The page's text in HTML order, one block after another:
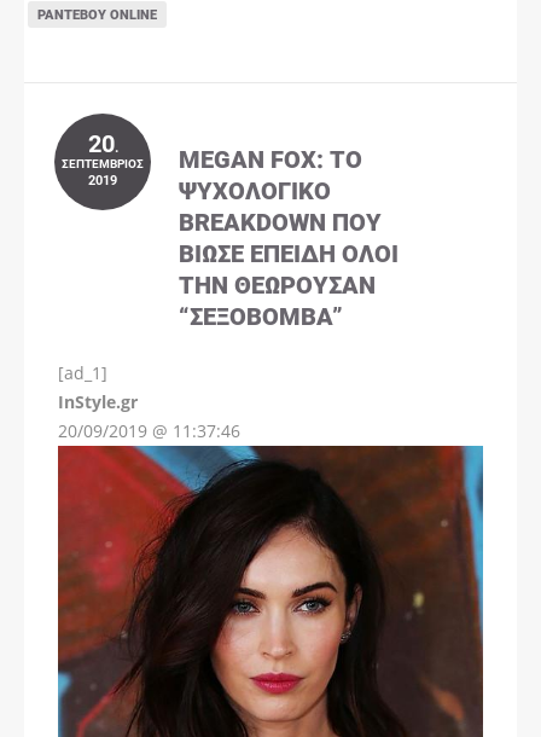
ΡΑΝΤΕΒΟΎ ONLINE
20.
ΣΕΠΤΈΜΒΡΙΟΣ
2019
MEGAN FOX: ΤΟ
ΨΥΧΟΛΟΓΙΚΌ
BREAKDOWN ΠΟΥ
ΒΊΩΣΕ ΕΠΕΙΔΉ ΌΛΟΙ
ΤΗΝ ΘΕΩΡΟΎΣΑΝ
“ΣΕΞΟΒΌΜΒΑ”
[ad_1]
InStyle.gr
20/09/2019 @ 11:37:46